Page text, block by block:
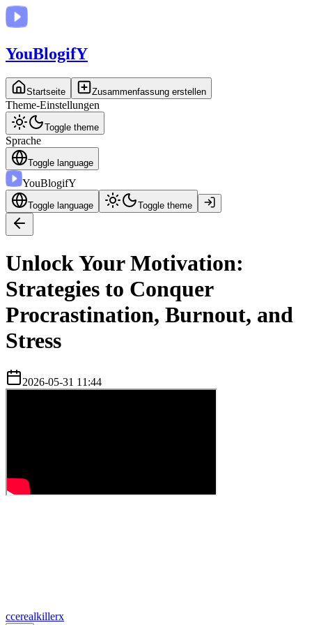
YouBlogifY
Startseite Zusammenfassung erstellen
Theme-Einstellungen
Toggle theme
Sprache
Toggle language
YouBlogifY
Toggle language Toggle theme
Unlock Your Motivation:
Strategies to Conquer
Procrastination, Burnout, and
Stress
2026-05-31 11:44
ccerealkillerx